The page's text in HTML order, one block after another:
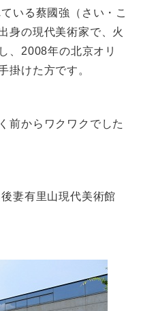
いる蔡國強（さい・こ
身の現代美術家で、火
、2008年の北京オリ
掛けた方です。
前からワクワクでした
妻有里山現代美術館